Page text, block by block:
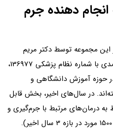
انجام دهنده جرم
مجموعه توسط دکتر مریم
محمدی انجام می‌شود. دکتر محمدی با شماره نظام پزشکی 136977،
حوزه آموزش دانشگاهی و
در سال‌های اخیر، بخش قابل
به درمان‌های مرتبط با جرم‌گیری و